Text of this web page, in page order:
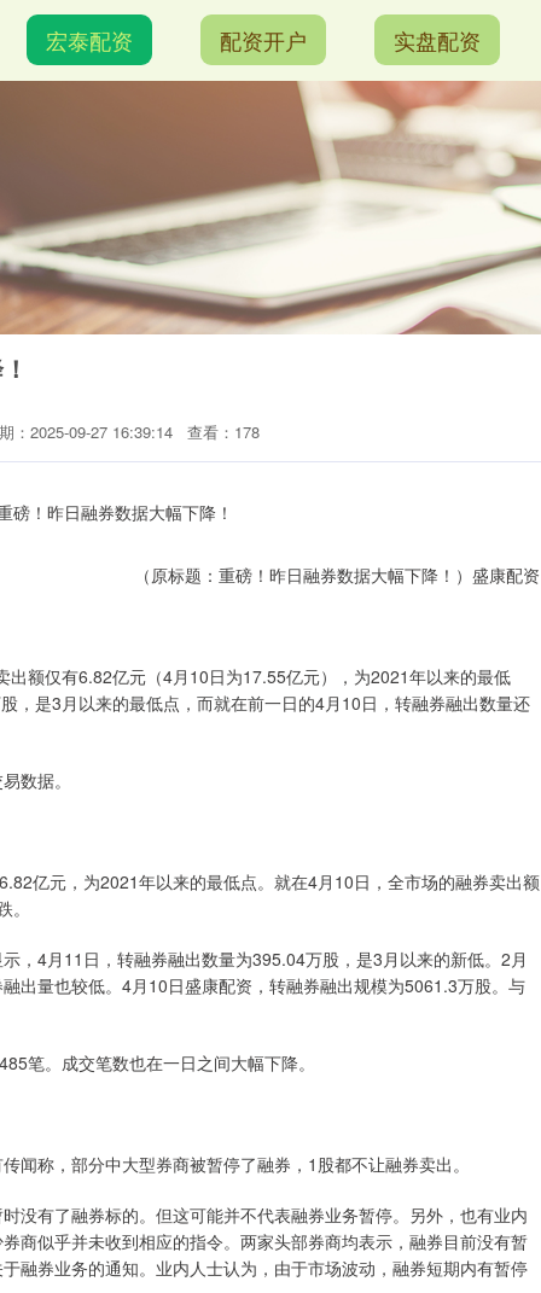
宏泰配资 配资开户 实盘配资
：2025-09-27 16:39:14 查看：178
（原标题：重磅！昨日融券数据大幅下降！）盛康配资
额仅有6.82亿元（4月10日为17.55亿元），为2021年以来的最低
，是3月以来的最低点，而就在前一日的4月10日，转融券融出数量还
数据。
亿元，为2021年以来的最低点。就在4月10日，全市场的融券卖出额
，4月11日，转融券融出数量为395.04万股，是3月以来的新低。2月
出量也较低。4月10日盛康配资，转融券融出规模为5061.3万股。与
笔。成交笔数也在一日之间大幅下降。
闻称，部分中大型券商被暂停了融券，1股都不让融券卖出。
没有了融券标的。但这可能并不代表融券业务暂停。另外，也有业内
商似乎并未收到相应的指令。两家头部券商均表示，融券目前没有暂
融券业务的通知。业内人士认为，由于市场波动，融券短期内有暂停